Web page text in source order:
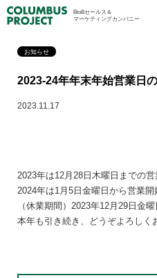
BtoBセールス＆
マーケティングカンパニー
お知らせ
2023-24年年末年始営業日
2023.11.17
2023年は12月28日木曜日までの営
2024年は1月5日金曜日から営業開
（休業期間）2023年12月29日金
本年も引き続き、どうぞよろしく